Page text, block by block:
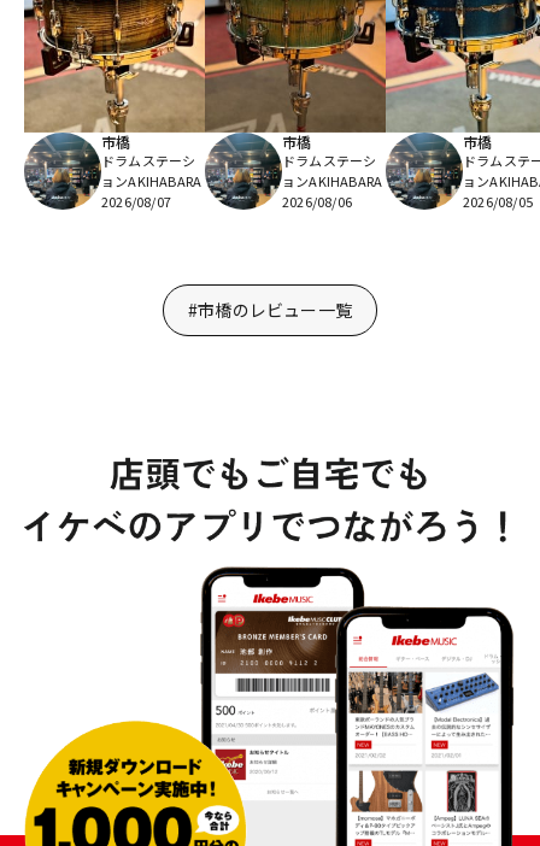
市橋
ドラムステーシ
ョンAKIHABARA
2026/08/07
市橋
ドラムステーシ
ョンAKIHABARA
2026/08/06
市橋
ドラムステ
ョン
2026/08/05
#市橋のレビュー一覧